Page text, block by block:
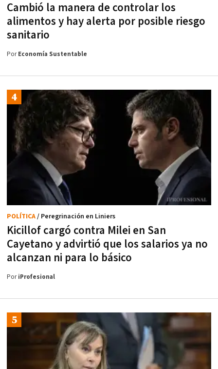
Cambió la manera de controlar los
alimentos y hay alerta por posible riesgo
sanitario
PorEconomía Sustentable
Kicillof cargó contra Milei en San
Cayetano y advirtió que los salarios ya no
alcanzan ni para lo básico
POLÍTICA/ Peregrinación en Liniers
PoriProfesional